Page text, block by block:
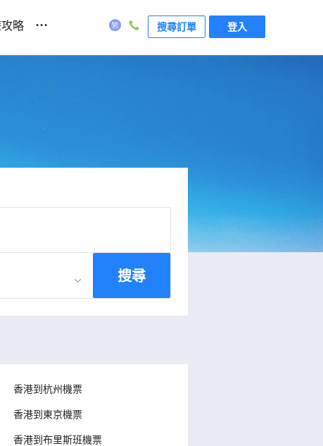
略 ... 搜尋訂單 登入
搜尋
香港到杭州機票
香港到東京機票
香港到布里斯班機票